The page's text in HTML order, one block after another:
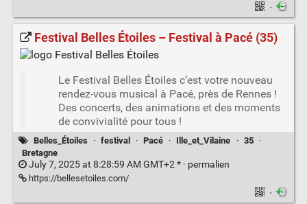
·
Festival Belles Étoiles – Festival à Pacé (35)
Le Festival Belles Étoiles c’est votre nouveau
rendez-vous musical à Pacé, près de Rennes !
Des concerts, des animations et des moments
de convivialité pour tous !
Belles_Étoiles · festival · Pacé · Ille_et_Vilaine · 35
·
Bretagne
July 7, 2025 at 8:28:59 AM GMT+2 * · permalien
https://bellesetoiles.com/
·